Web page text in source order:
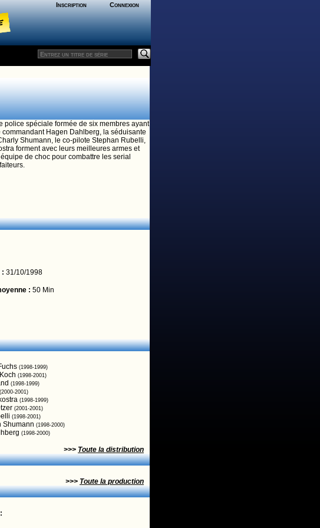
Inscription Connexion
police spéciale formée de six membres ayant
Hagen Dahlberg, la séduisante
Shumann, le co-pilote Stephan Rubelli,
forment avec leurs meilleures armes et
de choc pour combattre les serial
: 31/10/1998
: 50 Min
(1998-1999)
(1998-2001)
(1998-1999)
(2000-2001)
(1998-1999)
(2001-2001)
(1998-2001)
Shumann (1998-2000)
(1998-2000)
>>> Toute la distribution
>>> Toute la production